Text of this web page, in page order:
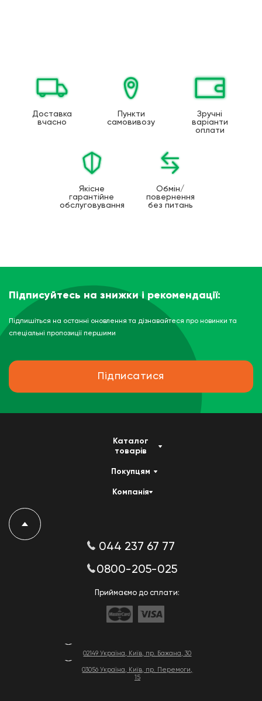
Доставка
вчасно
Пункти
самовивозу
Зручні
варіанти
оплати
Якісне
гарантійне
обслуговування
Обмін/
повернення
без питань
Підписуйтесь на знижки і рекомендації:
Підпишіться на останні оновлення та дізнавайтеся про новинки та
спеціальні пропозиції першими
Підписатися
02149 Україна, Київ, пр. Бажана, 30
03056 Україна, Київ, пр. Перемоги,
15
Каталог
товарів
Покупцям
Компанія
044 237 67 77
0800-205-025
Приймаємо до сплати: